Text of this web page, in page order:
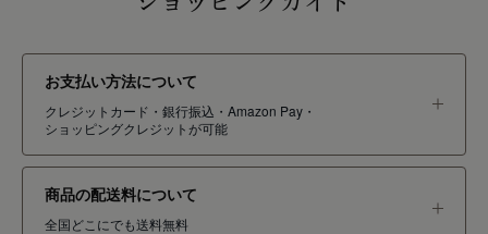
お支払い方法について
クレジットカード・銀行振込・Amazon Pay・
ショッピングクレジットが可能
商品の配送料について
全国どこにでも送料無料